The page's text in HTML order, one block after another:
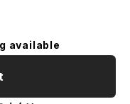
available